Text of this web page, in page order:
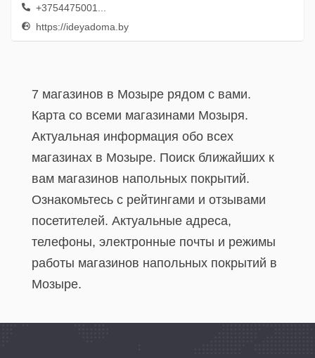
+3754475001...
https://ideyadoma.by
7 магазинов в Мозыре рядом с вами.
Карта со всеми магазинами Мозыря.
Актуальная информация обо всех
магазинах в Мозыре. Поиск ближайших к
вам магазинов напольных покрытий.
Ознакомьтесь с рейтингами и отзывами
посетителей. Актуальные адреса,
телефоны, электронные почты и режимы
работы магазинов напольных покрытий в
Мозыре.